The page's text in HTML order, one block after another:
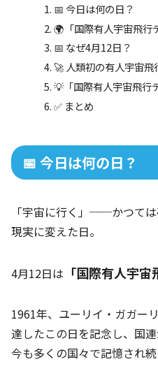
📅 今日は何の日？
🌍「国際有人宇宙飛行
📅 なぜ4月12日？
🚀 人類初の有人宇宙
💡「国際有人宇宙飛行
✅ まとめ
📅 今日は何の日？
「宇宙に行く」──かつて
現実に変えた日。
4月12日は 「国際有人宇宙
1961年、ユーリイ・ガガー
達したこの日を記念し、国
今も多くの国々で記憶され続